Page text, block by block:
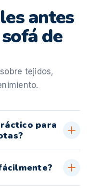
antes
de
tejidos,
para